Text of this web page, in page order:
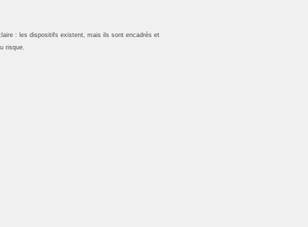
: les dispositifs existent, mais ils sont encadrés et
risque.